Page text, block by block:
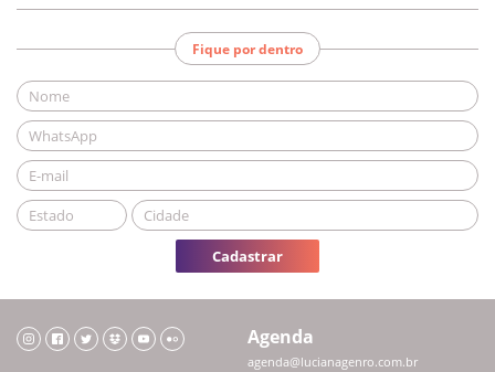
Fique por dentro
Cadastrar
Agenda
agenda@lucianagenro.com.br